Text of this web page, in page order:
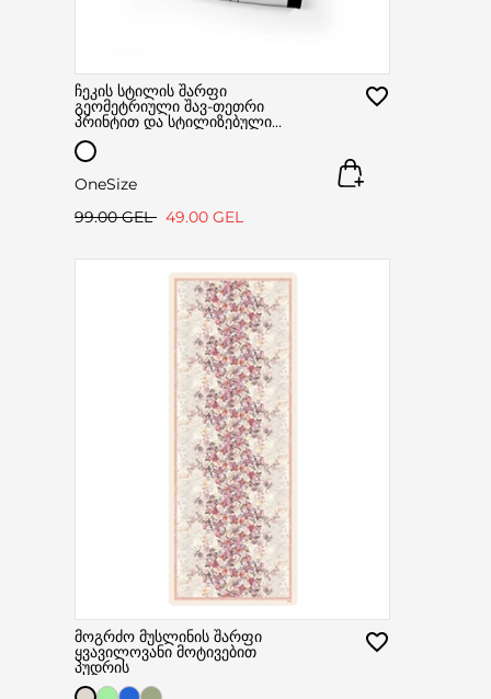
ჩეკის სტილის შარფი
გეომეტრიული შავ-თეთრი
პრინტით და სტილიზებული
ლოგოთი.
OneSize
99.00 GEL 49.00 GEL
მოგრძო მუსლინის შარფი
ყვავილოვანი მოტივებით
პუდრის